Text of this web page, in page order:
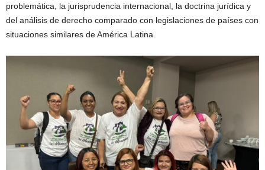
problemática, la jurisprudencia internacional, la doctrina jurídica y
del análisis de derecho comparado con legislaciones de países con
situaciones similares de América Latina.